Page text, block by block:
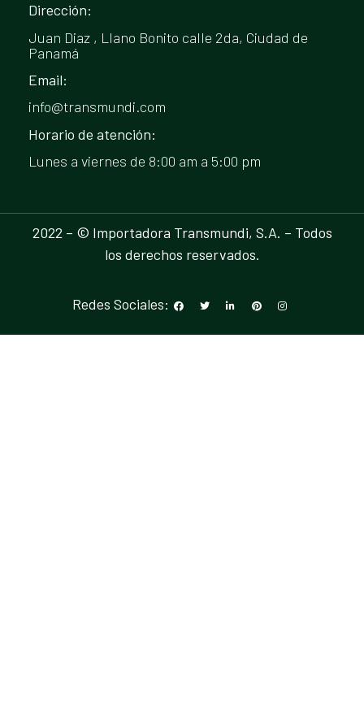
Dirección:
Juan Diaz , Llano Bonito calle 2da, Ciudad de
Panamá
Email:
info@transmundi.com
Horario de atención:
Lunes a viernes de 8:00 am a 5:00 pm
2022 – © Importadora Transmundi, S.A. – Todos
los derechos reservados.
Redes Sociales: